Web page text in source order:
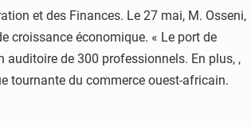
et des Finances. Le 27 mai, M. Osseni,
croissance économique. « Le port de
auditoire de 300 professionnels. En plus, ,
tournante du commerce ouest-africain.